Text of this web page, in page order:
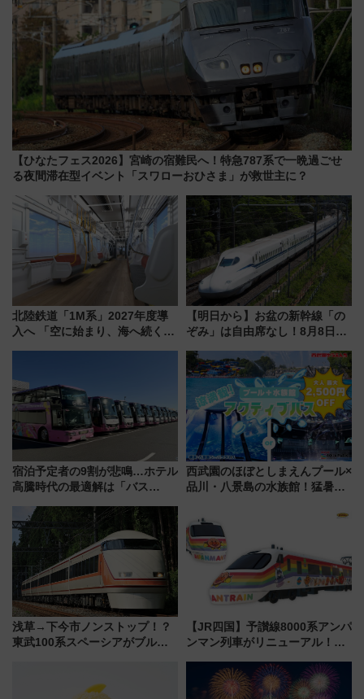
【ひなたフェス2026】宮崎の宿難民へ！特急787系で一晩過ごせ
る夜間滞在型イベント「スワローおひさま」が救世主に？
北陸鉄道「1M系」2027年度導
入へ 「空に始まり、海へ続く」
【明日から】お盆の新幹線「の
ぞみ」は自由席なし！8月8日午
せば空きが見つかることも 混
雑避ける「空席」探しのコツ
宿泊予定者の9割が悲鳴…ホテル
高騰時代の最適解は「バス
した、推し活遠征や観光時のリ
アルな懐事情
西武園のほぼとしまえんプール×
品川・八景島の水族館！猛暑を
夏休みをお得に楽しむ！
浅草→下今市ノンストップ！？
東武100系スペーシアがブルー
時刻や特急券の買い方を紹介
【JR四国】予讃線8000系アンパ
ンマン列車がリニューアル！内
今年12月